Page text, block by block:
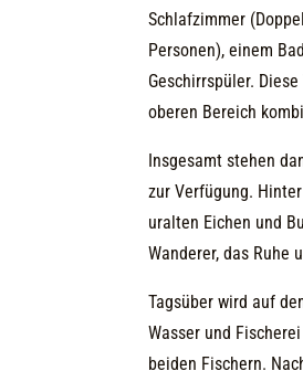
Schlafzimmer
Personen), einem
Geschirrspüler.
oberen Bereich
Insgesamt stehen
zur Verfügung.
uralten Eichen und
Wanderer, das Ruhe
Tagsüber wird auf
Wasser und
beiden Fischern.